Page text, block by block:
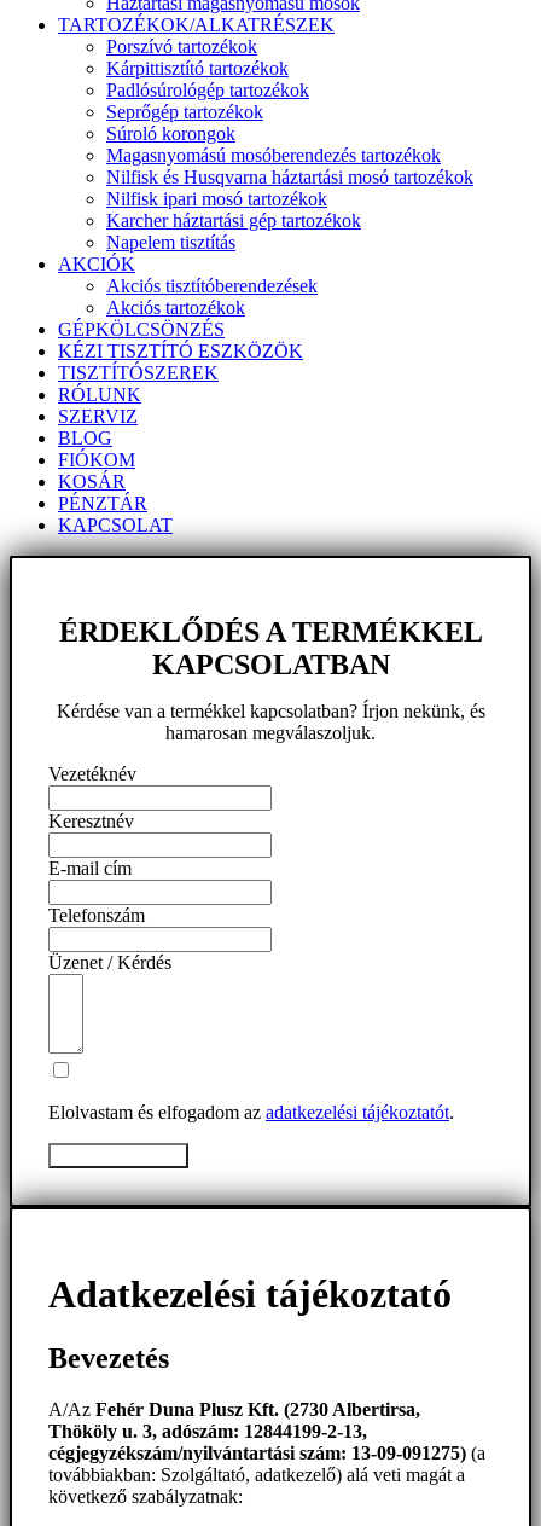
TARTOZÉKOK/ALKATRÉSZEK
Porszívó tartozékok
Kárpittisztító tartozékok
Padlósúrológép tartozékok
Seprőgép tartozékok
Súroló korongok
Magasnyomású mosóberendezés tartozékok
Nilfisk és Husqvarna háztartási mosó tartozékok
Nilfisk ipari mosó tartozékok
Karcher háztartási gép tartozékok
Napelem tisztítás
AKCIÓK
Akciós tisztítóberendezések
Akciós tartozékok
GÉPKÖLCSÖNZÉS
KÉZI TISZTÍTÓ ESZKÖZÖK
TISZTÍTÓSZEREK
RÓLUNK
SZERVIZ
BLOG
FIÓKOM
KOSÁR
PÉNZTÁR
KAPCSOLAT
ÉRDEKLŐDÉS A TERMÉKKEL
KAPCSOLATBAN
Kérdése van a termékkel kapcsolatban? Írjon nekünk, és
hamarosan megválaszoljuk.
Vezetéknév
Keresztnév
E-mail cím
Telefonszám
Üzenet / Kérdés
Elolvastam és elfogadom az adatkezelési tájékoztatót.
Adatkezelési tájékoztató
Bevezetés
A/Az Fehér Duna Plusz Kft. (2730 Albertirsa,
Thököly u. 3, adószám: 12844199-2-13,
cégjegyzékszám/nyilvántartási szám: 13-09-091275) (a
továbbiakban: Szolgáltató, adatkezelő) alá veti magát a
következő szabályzatnak: